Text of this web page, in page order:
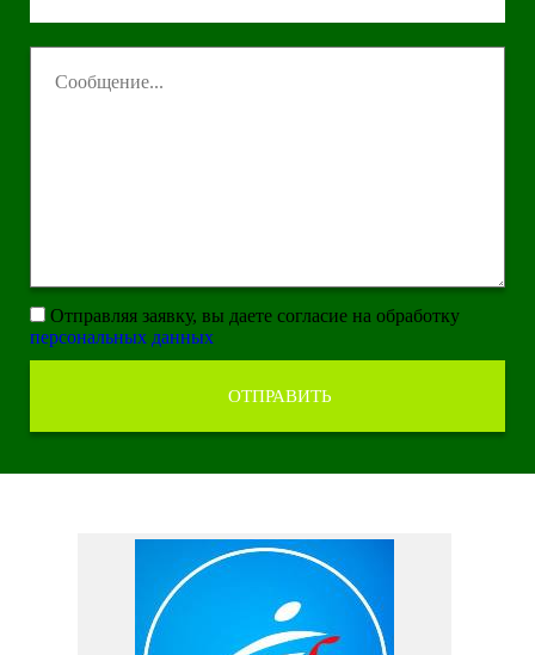
Отправляя заявку, вы даете согласие на обработку
персональных данных